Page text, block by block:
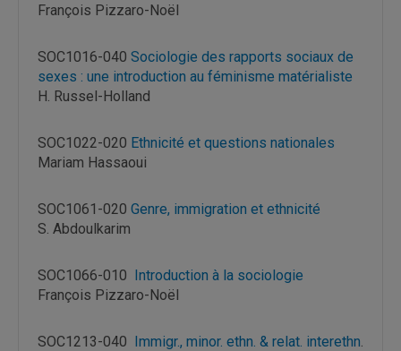
François Pizzaro-Noël
SOC1016-040 Sociologie des rapports sociaux de
sexes : une introduction au féminisme matérialiste
H. Russel-Holland
SOC1022-020 Ethnicité et questions nationales
Mariam Hassaoui
SOC1061-020 Genre, immigration et ethnicité
S. Abdoulkarim
SOC1066-010 Introduction à la sociologie
François Pizzaro-Noël
SOC1213-040 Immigr., minor. ethn. & relat. interethn.